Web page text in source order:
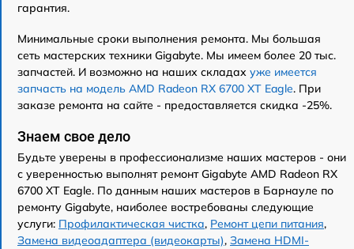
гарантия.
Минимальные сроки выполнения ремонта. Мы большая
сеть мастерских техники Gigabyte. Мы имеем более 20 тыс.
запчастей. И возможно на наших складах уже имеется
запчасть на модель AMD Radeon RX 6700 XT Eagle. При
заказе ремонта на сайте - предоставляется скидка -25%.
Знаем свое дело
Будьте уверены в профессионализме наших мастеров - они
с уверенностью выполнят ремонт Gigabyte AMD Radeon RX
6700 XT Eagle. По данным наших мастеров в Барнауле по
ремонту Gigabyte, наиболее востребованы следующие
услуги: Профилактическая чистка, Ремонт цепи питания,
Замена видеоадаптера (видеокарты), Замена HDMI-